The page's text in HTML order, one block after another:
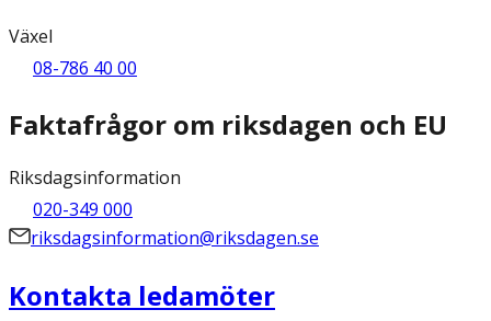
Växel
08-786 40 00
Faktafrågor om riksdagen och EU
Riksdagsinformation
020-349 000
riksdagsinformation@riksdagen.se
Kontakta ledamöter